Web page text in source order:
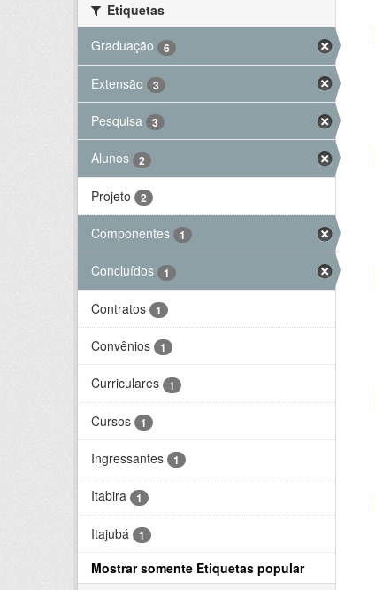
Etiquetas
Graduação
6
Extensão 3
Pesquisa 3
Alunos 2
Projeto 2
Componentes 1
Concluídos 1
Contratos 1
Convênios 1
Curriculares 1
Cursos 1
Ingressantes 1
Itabira 1
Itajubá 1
Mostrar somente Etiquetas popular